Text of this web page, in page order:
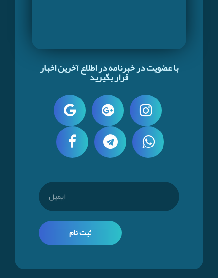
با عضویت در خبرنامه در اطلاع آخرین اخبار
قرار بگیرید
ثبت نام